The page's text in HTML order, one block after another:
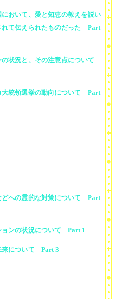
おいて、愛と知恵の教えを説い
れて伝えられたものだった Part
の状況と、その注意点について
大統領選挙の動向について Part
どへの霊的な対策について Part
ョンの状況について Part 1
来について Part 3